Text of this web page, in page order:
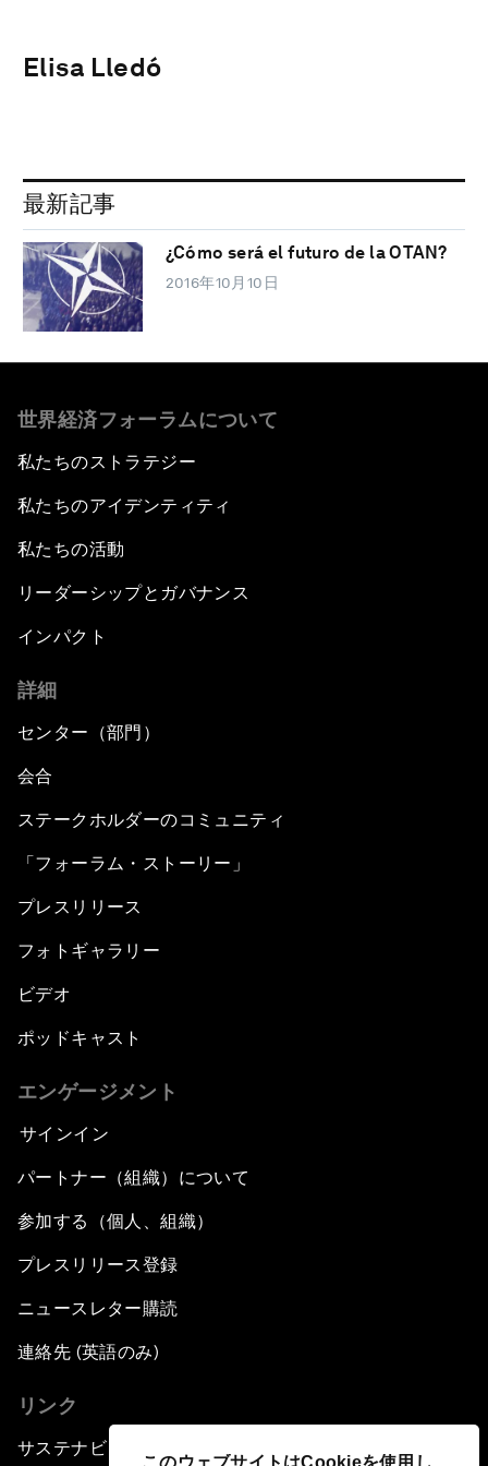
このウェブサイトはCookieを使用し
Elisa Lledó
最新記事
¿Cómo será el futuro de la OTAN?
2016年10月10日
世界経済フォーラムについて
私たちのストラテジー
私たちのアイデンティティ
私たちの活動
リーダーシップとガバナンス
インパクト
詳細
センター（部門）
会合
ステークホルダーのコミュニティ
「フォーラム・ストーリー」
プレスリリース
フォトギャラリー
ビデオ
ポッドキャスト
エンゲージメント
サインイン
パートナー（組織）について
参加する（個人、組織）
プレスリリース登録
ニュースレター購読
連絡先 (英語のみ)
リンク
サステナビリティへの取り組み